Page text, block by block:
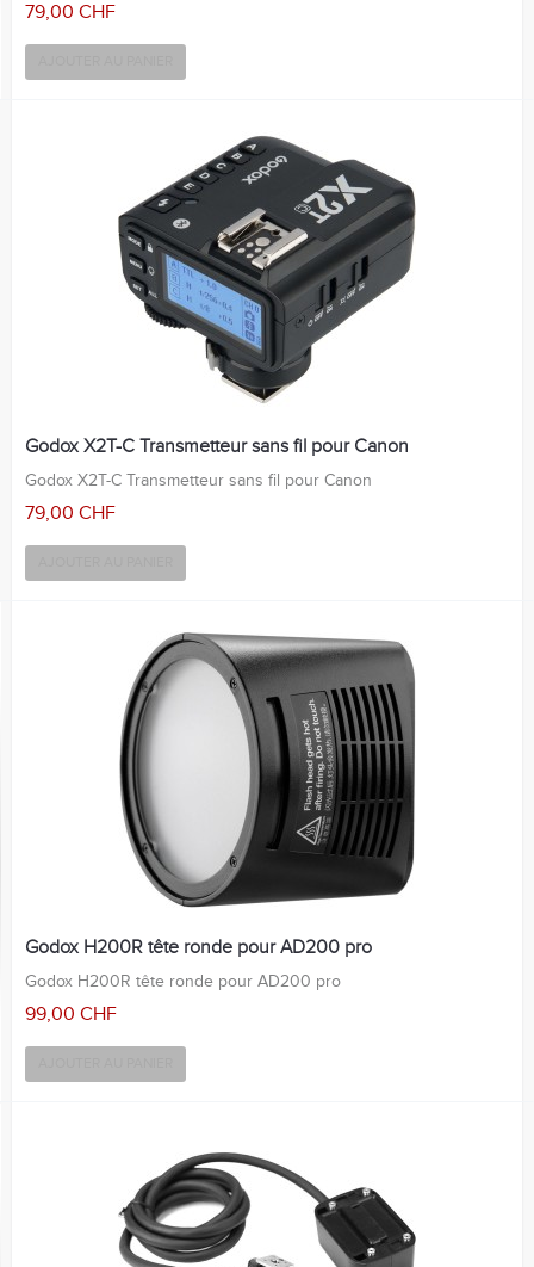
79,00 CHF
Godox X2T-C Transmetteur sans fil pour Canon
Godox X2T-C Transmetteur sans fil pour Canon
79,00 CHF
Godox H200R tête ronde pour AD200 pro
Godox H200R tête ronde pour AD200 pro
99,00 CHF